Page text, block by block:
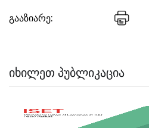
გააზიარე:
ᲘᲮᲘᲚᲔᲗ ᲞᲣᲑᲚᲘᲙᲐᲪᲘᲐ